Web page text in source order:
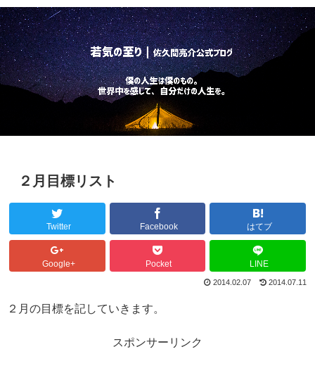
２月目標リスト
Twitter Facebook はてブ
Google+ Pocket LINE
2014.02.07 2014.07.11
２月の目標を記していきます。
スポンサーリンク